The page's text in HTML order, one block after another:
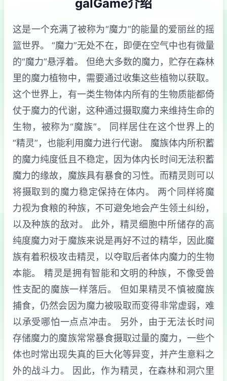
galGame介绍
这是一个充满了被称为“魔力”的能量的爱丽丝的摇
篮世界。 “魔力”无处不在，即便在空气中也有微量
的“魔力”悬浮着。 但绝大多数的魔力，贮存在森林
里的魔力植物中，需要通过收集这些植物以获取。
这个世界上，有一类生物体内所有的生物质能都倚
仗于魔力的代谢，这种通过摄取魔力来维持生命的
生物，被称为“魔族”。 同样居住在这个世界上的
“精灵”，也能利用魔力进行代谢。 魔族体内所积蓄
的魔力纯度低且不稳定，因为体内长时间无法积蓄
魔力的缘故，魔族具有暴食的习性。而精灵则可以
将摄取到的魔力稳定保持在体内。 两个同样将魔
力视为食粮的种族，不可避免地会产生领土纠纷，
以及种族的敌对。 此外，精灵细胞中所储存的高
纯度魔力对于魔族来说是再好不过的精华，因此魔
族有着积极攻击精灵，以夺取后者体内魔力的生物
本能。 精灵是拥有智能和文明的种族，不像受兽
性支配的魔族一样落后。 但如果精灵不慎被魔族
捕食，仍然会因为魔力被吸取而变得非常虚弱，难
以承受哪怕一点点冲击。 另外，由于无法长时间
存储魔力的魔族常常暴食摄取过量的魔力，一些个
体也时常出现失真的巨大化等异变，并产生意料之
外的战斗力。 因此，作为精灵，在森林和洞穴里